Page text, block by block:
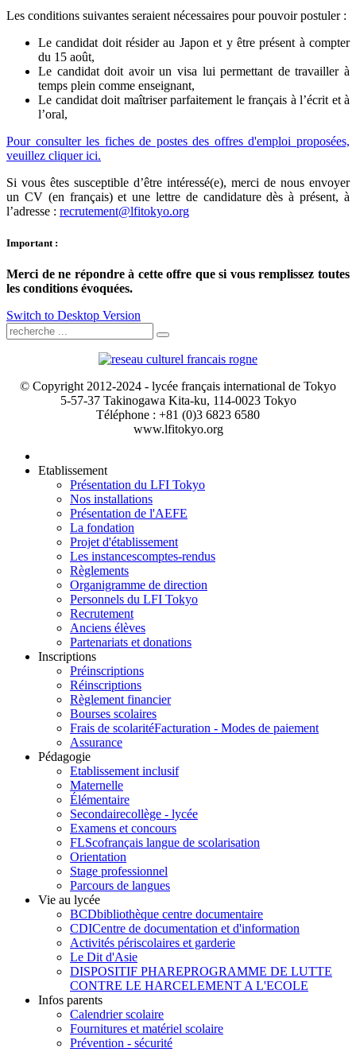
Les conditions suivantes seraient nécessaires pour pouvoir postuler :
Le candidat doit résider au Japon et y être présent à compter
du 15 août,
Le candidat doit avoir un visa lui permettant de travailler à
temps plein comme enseignant,
Le candidat doit maîtriser parfaitement le français à l’écrit et à
l’oral,
Pour consulter les fiches de postes des offres d'emploi proposées,
veuillez cliquer ici.
Si vous êtes susceptible d’être intéressé(e), merci de nous envoyer
un CV (en français) et une lettre de candidature dès à présent, à
l’adresse : recrutement@lfitokyo.org
Important :
Merci de ne répondre à cette offre que si vous remplissez toutes
les conditions évoquées.
Switch to Desktop Version
© Copyright 2012-2024 - lycée français international de Tokyo
5-57-37 Takinogawa Kita-ku, 114-0023 Tokyo
Téléphone : +81 (0)3 6823 6580
www.lfitokyo.org
Etablissement
Présentation du LFI Tokyo
Nos installations
Présentation de l'AEFE
La fondation
Projet d'établissement
Les instancescomptes-rendus
Règlements
Organigramme de direction
Personnels du LFI Tokyo
Recrutement
Anciens élèves
Partenariats et donations
Inscriptions
Préinscriptions
Réinscriptions
Règlement financier
Bourses scolaires
Frais de scolaritéFacturation - Modes de paiement
Assurance
Pédagogie
Etablissement inclusif
Maternelle
Élémentaire
Secondairecollège - lycée
Examens et concours
FLScofrançais langue de scolarisation
Orientation
Stage professionnel
Parcours de langues
Vie au lycée
BCDbibliothèque centre documentaire
CDICentre de documentation et d'information
Activités périscolaires et garderie
Le Dit d'Asie
DISPOSITIF PHAREPROGRAMME DE LUTTE
CONTRE LE HARCELEMENT A L'ECOLE
Infos parents
Calendrier scolaire
Fournitures et matériel scolaire
Prévention - sécurité